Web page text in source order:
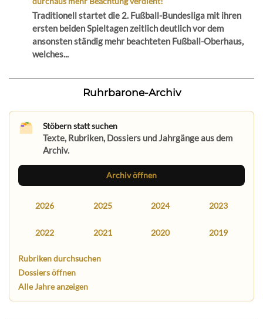
Traditionell startet die 2. Fußball-Bundesliga mit ihren
ersten beiden Spieltagen zeitlich deutlich vor dem
ansonsten ständig mehr beachteten Fußball-Oberhaus,
welches...
Ruhrbarone-Archiv
Stöbern statt suchen
Texte, Rubriken, Dossiers und Jahrgänge aus dem
Archiv.
Archiv öffnen
2026 2025 2024 2023
2022 2021 2020 2019
Rubriken durchsuchen
Dossiers öffnen
Alle Jahre anzeigen